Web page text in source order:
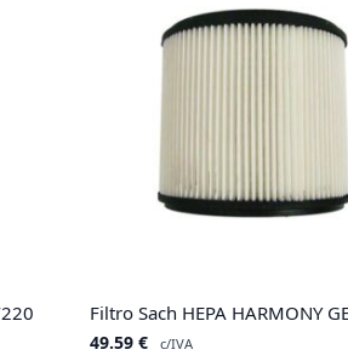
Filtro Sach HEPA HARMONY
49.59 € c/IVA